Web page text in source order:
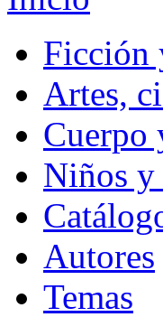
Ficción
Artes,
Cuerpo
Niños y
Autores
Temas